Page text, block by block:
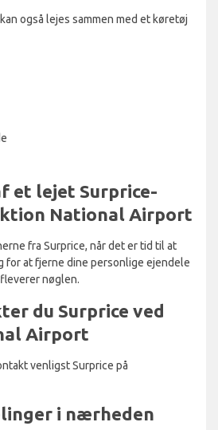
også lejes sammen med et køretøj
et lejet Surprice-
National Airport
fra Surprice, når det er tid til at
for at fjerne dine personlige ejendele
nøglen.
du Surprice ved
Airport
venligst Surprice på
i nærheden